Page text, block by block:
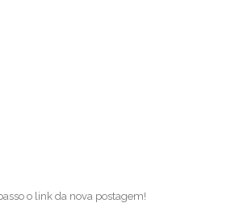
o link da nova postagem!